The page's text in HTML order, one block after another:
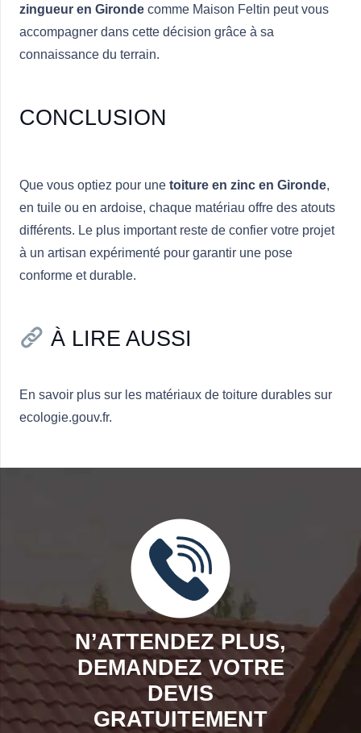
zingueur en Gironde comme Maison Feltin peut vous
accompagner dans cette décision grâce à sa
connaissance du terrain.
CONCLUSION
Que vous optiez pour une toiture en zinc en Gironde,
en tuile ou en ardoise, chaque matériau offre des atouts
différents. Le plus important reste de confier votre projet
à un artisan expérimenté pour garantir une pose
conforme et durable.
À LIRE AUSSI
En savoir plus sur les matériaux de toiture durables sur
ecologie.gouv.fr.
N’ATTENDEZ PLUS,
DEMANDEZ VOTRE
DEVIS
GRATUITEMENT